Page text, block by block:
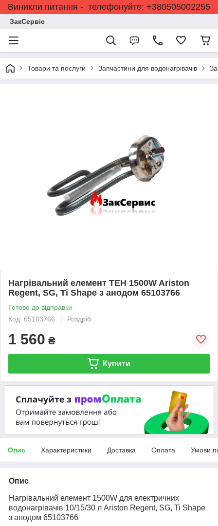
Виникли питання - телефонуйте: +380505002255
ЗакСервіс
Товари та послуги Запчастини для водонагрівачів
Нагрівальний елемент ТЕН 1500W Ariston
Regent, SG, Ti Shape з анодом 65103766
Готово до відправки
Код: 65103766
Роздріб
1 560 ₴
Купити
Опис Характеристики Доставка Оплата Умови
Опис
Нагрівальний елемент 1500W для електричних
водонагрівачів 10/15/30 л Ariston Regent, SG, Ti Shape
з анодом 65103766